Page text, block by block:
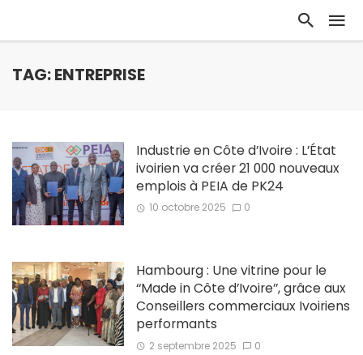
TAG: ENTREPRISE
Industrie en Côte d’Ivoire : L’État
ivoirien va créer 21 000 nouveaux
emplois à PEIA de PK24
10 octobre 2025 0
Hambourg : Une vitrine pour le
‘‘Made in Côte d’Ivoire’’, grâce aux
Conseillers commerciaux Ivoiriens
performants
2 septembre 2025 0